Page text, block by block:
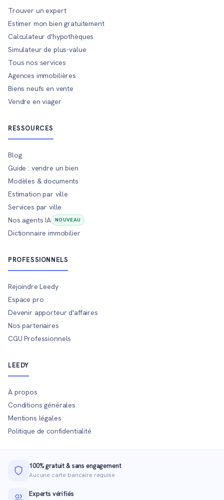
Trouver un expert
Estimer mon bien gratuitement
Calculateur d'hypothèques
Simulateur de plus-value
Tous nos services
Agences immobilières
Biens neufs en vente
Vendre en viager
RESSOURCES
Blog
Guide : vendre un bien
Modèles & documents
Estimation par ville
Services par ville
Nos agents IA
NOUVEAU
Dictionnaire immobilier
PROFESSIONNELS
Rejoindre Leedy
Espace pro
Devenir apporteur d'affaires
Nos partenaires
CGU Professionnels
LEEDY
À propos
Conditions générales
Mentions légales
Politique de confidentialité
100% gratuit & sans engagement
Aucune carte bancaire requise
Experts vérifiés